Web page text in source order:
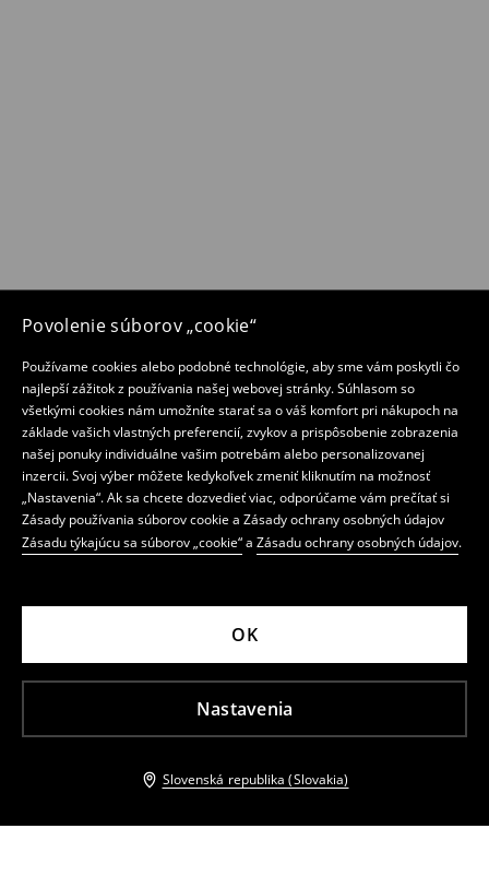
Povolenie súborov „cookie“
Používame cookies alebo podobné technológie, aby sme vám poskytli čo
najlepší zážitok z používania našej webovej stránky. Súhlasom so
všetkými cookies nám umožníte starať sa o váš komfort pri nákupoch na
základe vašich vlastných preferencií, zvykov a prispôsobenie zobrazenia
našej ponuky individuálne vašim potrebám alebo personalizovanej
inzercii. Svoj výber môžete kedykoľvek zmeniť kliknutím na možnosť
„Nastavenia“. Ak sa chcete dozvedieť viac, odporúčame vám prečítať si
Zásady používania súborov cookie a Zásady ochrany osobných údajov
Zásadu týkajúcu sa súborov „cookie“a Zásadu ochrany osobných údajov.
Nastavenia
OK
Slovenská republika (Slovakia)